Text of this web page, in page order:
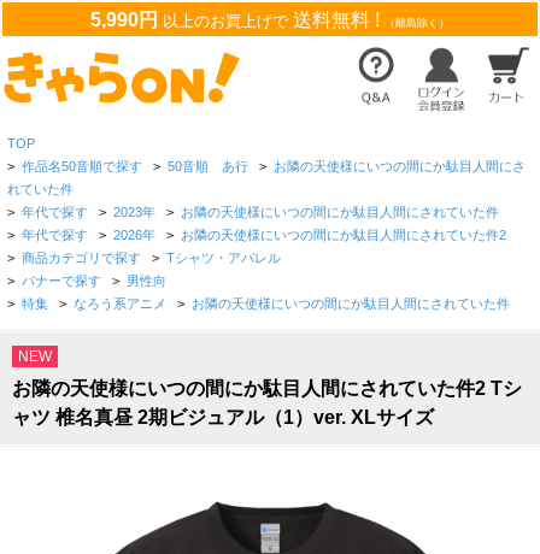
5,990円 以上のお買上げで 送料無料 ! （離島除く）
TOP
> 作品名50音順で探す > 50音順 あ行 > お隣の天使様にいつの間にか駄目人間にさ
れていた件
> 年代で探す > 2023年 > お隣の天使様にいつの間にか駄目人間にされていた件
> 年代で探す > 2026年 > お隣の天使様にいつの間にか駄目人間にされていた件2
> 商品カテゴリで探す > Tシャツ・アパレル
> バナーで探す > 男性向
> 特集 > なろう系アニメ > お隣の天使様にいつの間にか駄目人間にされていた件
NEW
お隣の天使様にいつの間にか駄目人間にされていた件2 Tシ
ャツ 椎名真昼 2期ビジュアル（1）ver. XLサイズ